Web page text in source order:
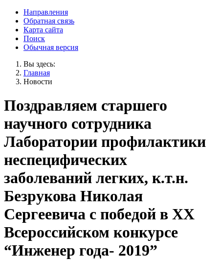
Направления
Обратная связь
Карта сайта
Поиск
Обычная версия
Вы здесь:
Главная
Новости
Поздравляем старшего
научного сотрудника
Лаборатории профилактики
неспецифических
заболеваний легких, к.т.н.
Безрукова Николая
Сергеевича с победой в ХХ
Всероссийском конкурсе
“Инженер года- 2019”